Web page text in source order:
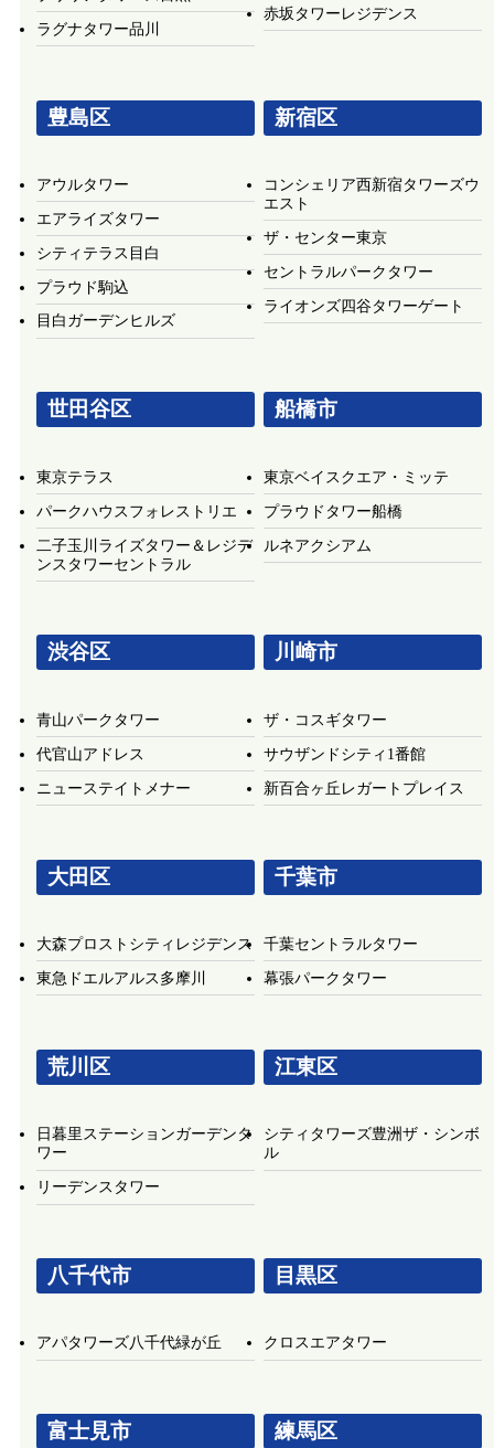
ラグナタワー品川
赤坂タワーレジデンス
豊島区
アウルタワー
エアライズタワー
シティテラス目白
プラウド駒込
目白ガーデンヒルズ
新宿区
コンシェリア西新宿タワーズウ
エスト
ザ・センター東京
セントラルパークタワー
ライオンズ四谷タワーゲート
世田谷区
東京テラス
パークハウスフォレストリエ
二子玉川ライズタワー＆レジデ
ンスタワーセントラル
船橋市
東京ベイスクエア・ミッテ
プラウドタワー船橋
ルネアクシアム
渋谷区
青山パークタワー
代官山アドレス
ニューステイトメナー
川崎市
ザ・コスギタワー
サウザンドシティ1番館
新百合ヶ丘レガートプレイス
大田区
大森プロストシティレジデンス
東急ドエルアルス多摩川
千葉市
千葉セントラルタワー
幕張パークタワー
荒川区
日暮里ステーションガーデンタ
ワー
リーデンスタワー
江東区
シティタワーズ豊洲ザ・シンボ
ル
八千代市
アパタワーズ八千代緑が丘
目黒区
クロスエアタワー
富士見市 練馬区